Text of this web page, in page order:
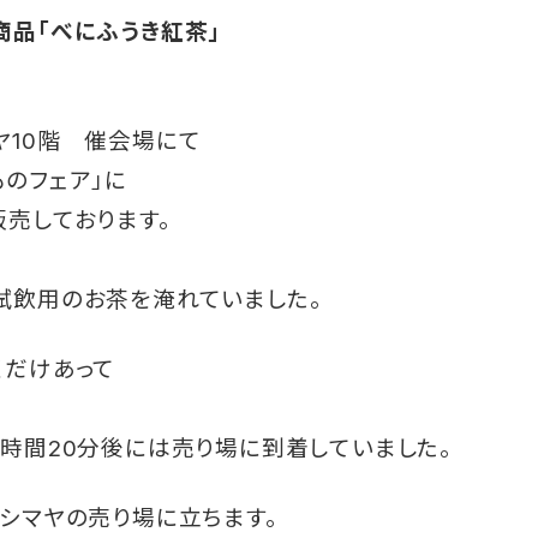
「べにふうき紅茶」
10階 催会場にて
フェア」に
しております。
用のお茶を淹れていました。
けあって
間20分後には売り場に到着していました。
ヤの売り場に立ちます。